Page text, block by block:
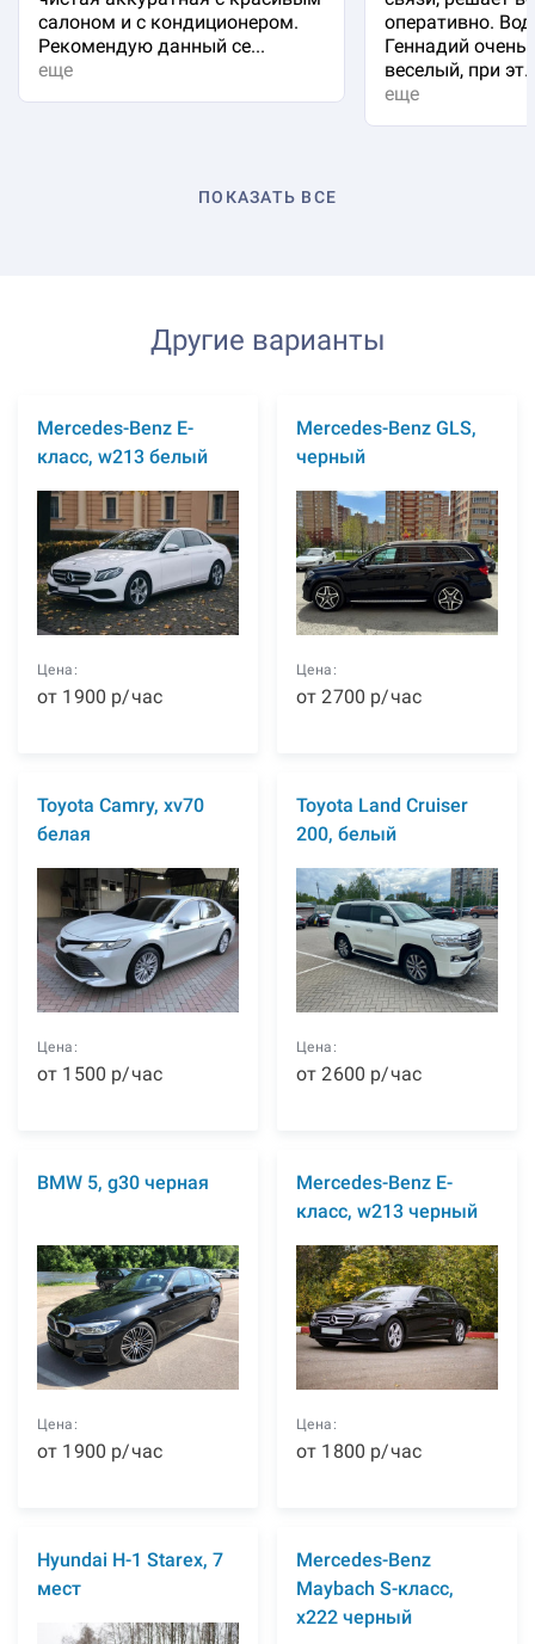
салоном и с кондиционером.
Рекомендую данный се...
еще
оперативно.
Геннадий очень
веселый, при
еще
ПОКАЗАТЬ ВСЕ
Другие варианты
Mercedes-Benz E-
класс, w213 белый
Цена:
от 1900 р/час
Mercedes-Benz GLS,
черный
Цена:
от2700 р/час
Toyota Camry, xv70
белая
Цена:
от 1500 р/час
Toyota Land Cruiser
200, белый
Цена:
от2600 р/час
BMW 5, g30 черная
Цена:
от 1900 р/час
Mercedes-Benz E-
класс, w213 черный
Цена:
от 1800 р/час
Hyundai H-1 Starex, 7
мест
Mercedes-Benz
Maybach S-класс,
x222 черный